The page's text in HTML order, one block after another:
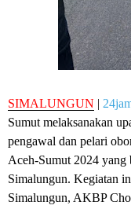
SIMALUNGUN |
Sumut melaksanakan
pengawal dan pelari
Aceh-Sumut 2024
Simalungun. Kegiatan
Simalungun, AKBP